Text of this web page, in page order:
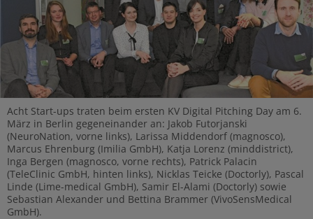
Acht Start-ups traten beim ersten KV Digital Pitching Day am 6.
März in Berlin gegeneinander an: Jakob Futorjanski
(NeuroNation, vorne links), Larissa Middendorf (magnosco),
Marcus Ehrenburg (Imilia GmbH), Katja Lorenz (minddistrict),
Inga Bergen (magnosco, vorne rechts), Patrick Palacin
(TeleClinic GmbH, hinten links), Nicklas Teicke (Doctorly), Pascal
Linde (Lime-medical GmbH), Samir El-Alami (Doctorly) sowie
Sebastian Alexander und Bettina Brammer (VivoSensMedical
GmbH).